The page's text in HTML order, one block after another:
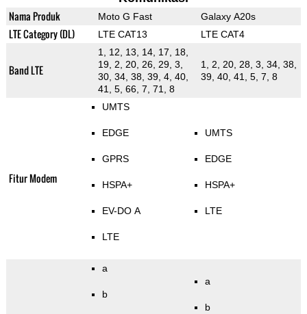
Nama Produk Moto G Fast Galaxy A20s
LTE Category (DL) LTE CAT13 LTE CAT4
Band LTE
1, 12, 13, 14, 17, 18,
19, 2, 20, 26, 29, 3,
30, 34, 38, 39, 4, 40,
41, 5, 66, 7, 71, 8
1, 2, 20, 28, 3, 34, 38,
39, 40, 41, 5, 7, 8
Fitur Modem
UMTS
EDGE
GPRS
HSPA+
EV-DO A
LTE
UMTS
EDGE
HSPA+
LTE
a
b
a
b